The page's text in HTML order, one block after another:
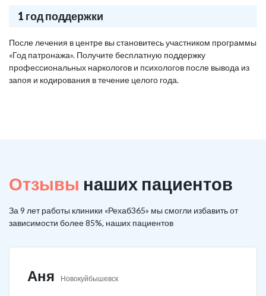
1 год поддержки
После лечения в центре вы становитесь участником программы
«Год патронажа». Получите бесплатную поддержку
профессиональных наркологов и психологов после вывода из
запоя и кодирования в течение целого года.
Отзывы наших пациентов
За 9 лет работы клиники «Рехаб365» мы смогли избавить от
зависимости более 85%, наших пациентов
Аня Новокуйбышевск